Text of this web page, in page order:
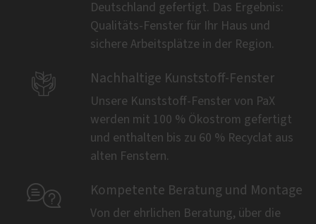
Deutschland gefertigt. Das Ergebnis:
Qualitäts-Fenster für Ihr Haus und
sichere Arbeitsplätze in der Region.
 Nachhaltige Kunststoff-Fenster
Unsere Kunststoff-Fenster von PaX
werden mit 100 % Ökostrom gefertigt
und enthalten bis zu 60 % Recyclat aus
alten Fenstern.
 Kompetente Beratung und Montage
Von der ehrlichen Beratung, über die